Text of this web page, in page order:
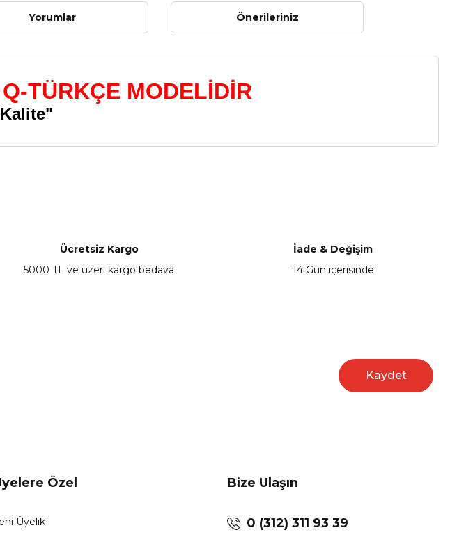
Yorumlar Önerileriniz
TÜRKÇE MODELİDİR
Ücretsiz Kargo
5000 TL ve üzeri kargo bedava
İade & Değişim
14 Gün içerisinde
Kaydet
Özel
Üyelik
Bize Ulaşın
0 (312) 311 93 39